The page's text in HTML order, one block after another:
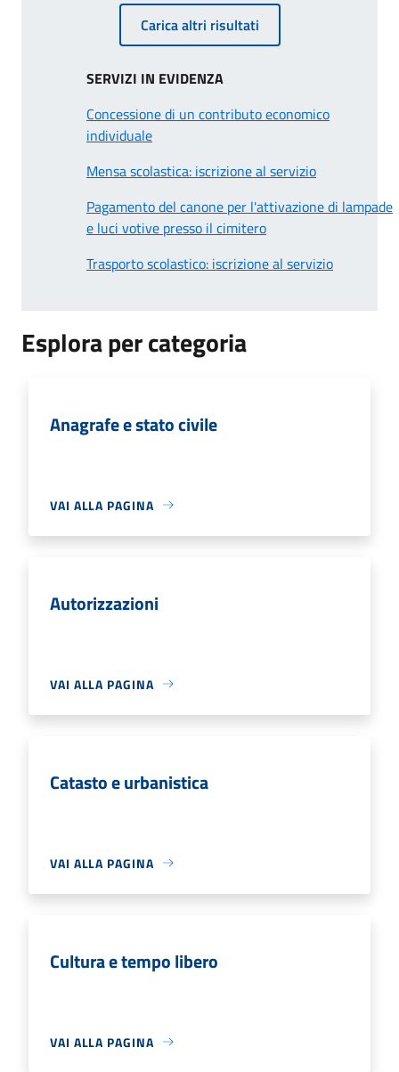
Carica altri risultati
SERVIZI IN EVIDENZA
Concessione di un contributo economico
individuale
Mensa scolastica: iscrizione al servizio
Pagamento del canone per l'attivazione di lampade
e luci votive presso il cimitero
Trasporto scolastico: iscrizione al servizio
Esplora per categoria
Anagrafe e stato civile
VAI ALLA PAGINA
Autorizzazioni
VAI ALLA PAGINA
Catasto e urbanistica
VAI ALLA PAGINA
Cultura e tempo libero
VAI ALLA PAGINA